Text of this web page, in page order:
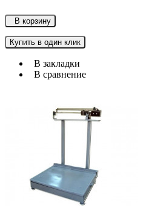
В корзину
Купить в один клик
В закладки
В сравнение